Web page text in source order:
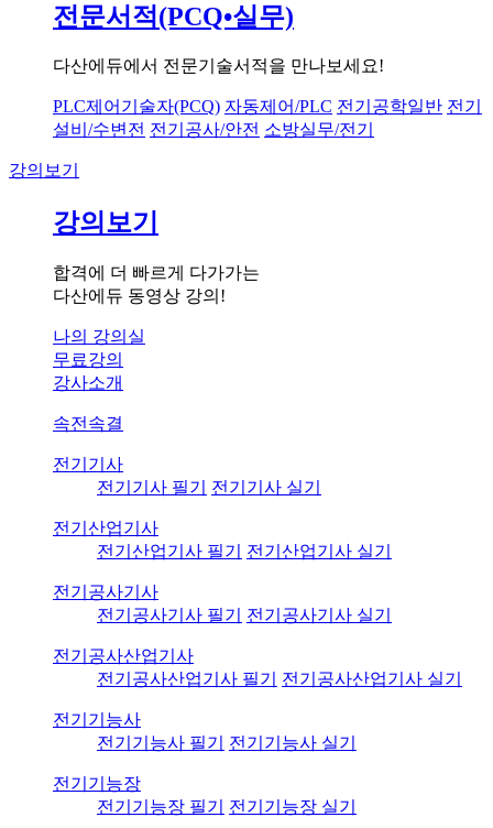
전문서적(PCQ•실무)
다산에듀에서 전문기술서적을 만나보세요!
PLC제어기술자(PCQ) 자동제어/PLC 전기공학일반 전기
설비/수변전 전기공사/안전 소방실무/전기
강의보기
강의보기
합격에 더 빠르게 다가가는
다산에듀 동영상 강의!
나의 강의실
무료강의
강사소개
속전속결
전기기사
전기기사 필기
전기기사 실기
전기산업기사
전기산업기사 필기
전기산업기사 실기
전기공사기사
전기공사기사 필기
전기공사기사 실기
전기공사산업기사
전기공사산업기사 필기
전기공사산업기사 실기
전기기능사
전기기능사 필기
전기기능사 실기
전기기능장
전기기능장 필기
전기기능장 실기